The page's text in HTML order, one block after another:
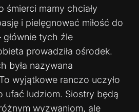
śmierci mamy chciały
i pielęgnować miłość do
głównie tych źle
prowadziła ośrodek.
była nazywana
wyjątkowe ranczo uczyło
ufać ludziom. Siostry będą
wyzwaniom, ale